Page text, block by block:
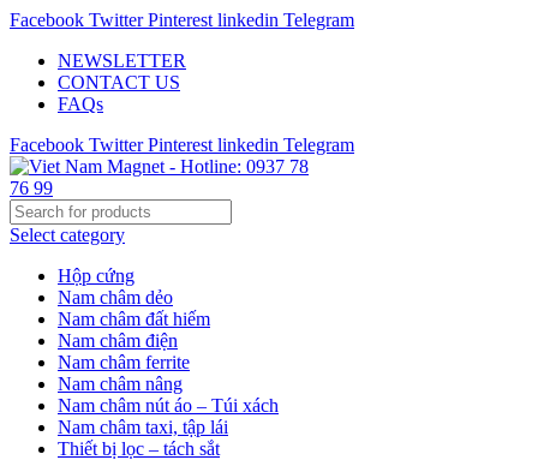
Facebook Twitter Pinterest linkedin Telegram
NEWSLETTER
CONTACT US
FAQs
Facebook Twitter Pinterest linkedin Telegram
Select category
Hộp cứng
Nam châm dẻo
Nam châm đất hiếm
Nam châm điện
Nam châm ferrite
Nam châm nâng
Nam châm nút áo – Túi xách
Nam châm taxi, tập lái
Thiết bị lọc – tách sắt